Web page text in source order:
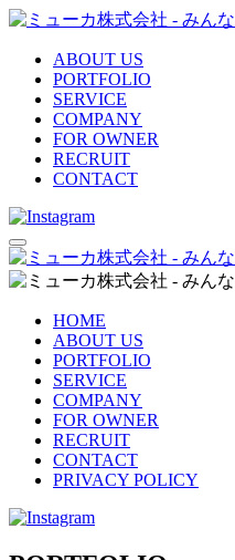
ABOUT US
PORTFOLIO
SERVICE
COMPANY
FOR OWNER
RECRUIT
CONTACT
HOME
ABOUT US
PORTFOLIO
SERVICE
COMPANY
FOR OWNER
RECRUIT
CONTACT
PRIVACY POLICY